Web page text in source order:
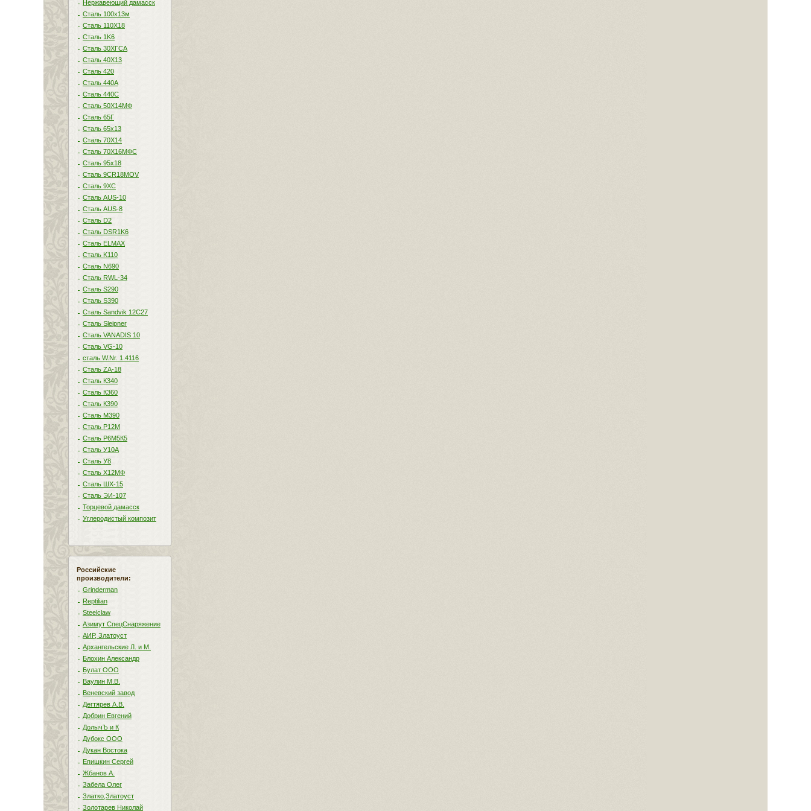
Нержавеющий дамасск
Сталь 100х13м
Сталь 110Х18
Сталь 1K6
Сталь 30ХГСА
Сталь 40Х13
Сталь 420
Сталь 440A
Сталь 440С
Сталь 50Х14МФ
Сталь 65Г
Сталь 65х13
Сталь 70Х14
Сталь 70Х16МФС
Сталь 95х18
Сталь 9CR18MOV
Сталь 9ХС
Сталь AUS-10
Сталь AUS-8
Сталь D2
Сталь DSR1K6
Сталь ELMAX
Сталь K110
Сталь N690
Сталь RWL-34
Сталь S290
Сталь S390
Сталь Sandvik 12C27
Сталь Sleipner
Сталь VANADIS 10
Сталь VG-10
сталь W.Nr. 1.4116
Сталь ZA-18
Сталь К340
Сталь К360
Сталь К390
Сталь М390
Сталь Р12М
Сталь Р6М5К5
Сталь У10А
Сталь У8
Сталь Х12МФ
Сталь ШХ-15
Сталь ЭИ-107
Торцевой дамасск
Углеродистый композит
Российские
производители:
Grinderman
Reptilian
Steelclaw
Азимут СпецСнаряжение
АИР, Златоуст
Архангельские Л. и М.
Блохин Александр
Булат ООО
Ваулин М.В.
Веневский завод
Дегтярев А.В.
Добрин Евгений
ДолычЪ и К
Дубокс ООО
Дукан Востока
Епишкин Сергей
Жбанов А.
Забела Олег
Златко,Златоуст
Золотарев Николай